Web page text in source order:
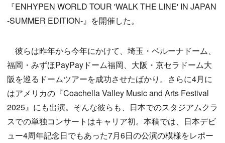
『ENHYPEN WORLD TOUR 'WALK THE LINE' IN JAPAN
-SUMMER EDITION-』を開催した。
彼らは昨年から今年にかけて、埼玉・ベルーナドーム、
福岡・みずほPayPayドーム福岡、大阪・京セラドーム大
阪を巡るドームツアーを成功させたばかり。さらに4月に
はアメリカの『Coachella Valley Music and Arts Festival
2025』にも出演。そんな彼らも、日本でのスタジアムクラ
スでの単独コンサートはキャリア初。本稿では、日本デビ
ュー4周年記念日でもあった7月6日の公演の模様をレポー